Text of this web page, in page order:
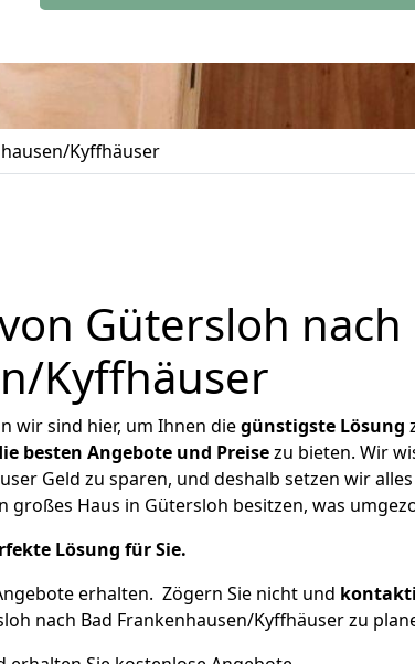
Kyffhäuser
Gütersloh nach
Kyffhäuser
wir sind hier, um Ihnen diegünstigste Lösung
besten Angebote und Preisezu bieten. Wir
Geld zu sparen, und deshalb setzen wir
Haus in Gütersloh besitzen, was
Lösung für Sie.
erhalten. Zögern Sie nicht und
nach Bad Frankenhausen/Kyffhäuser zu